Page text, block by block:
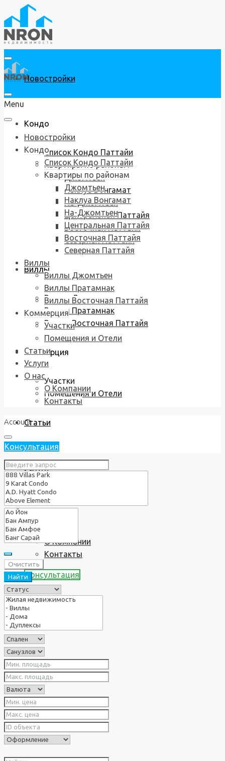
Новостройки
Кондо
Список Кондо Паттайи
Квартиры по районам
Джомтьен
Наклуа Вонгамат
На-Джомтьен
Центральная Паттайя
Восточная Паттайя
Северная Паттайя
Виллы
Виллы Джомтьен
Виллы Пратамнак
Виллы Восточная Паттайя
Коммерция
Участки
Помещения и Отели
Статьи
Услуги
О нас
О Компании
Контакты
Консультация
Menu
Новостройки
Кондо
Список Кондо Паттайи
Квартиры по районам
Джомтьен
Наклуа Вонгамат
На-Джомтьен
Центральная Паттайя
Восточная Паттайя
Северная Паттайя
Виллы
Виллы Джомтьен
Виллы Пратамнак
Виллы Восточная Паттайя
Коммерция
Участки
Помещения и Отели
Статьи
Услуги
О нас
О Компании
Контакты
Account
Консультация
Очистить
Найти